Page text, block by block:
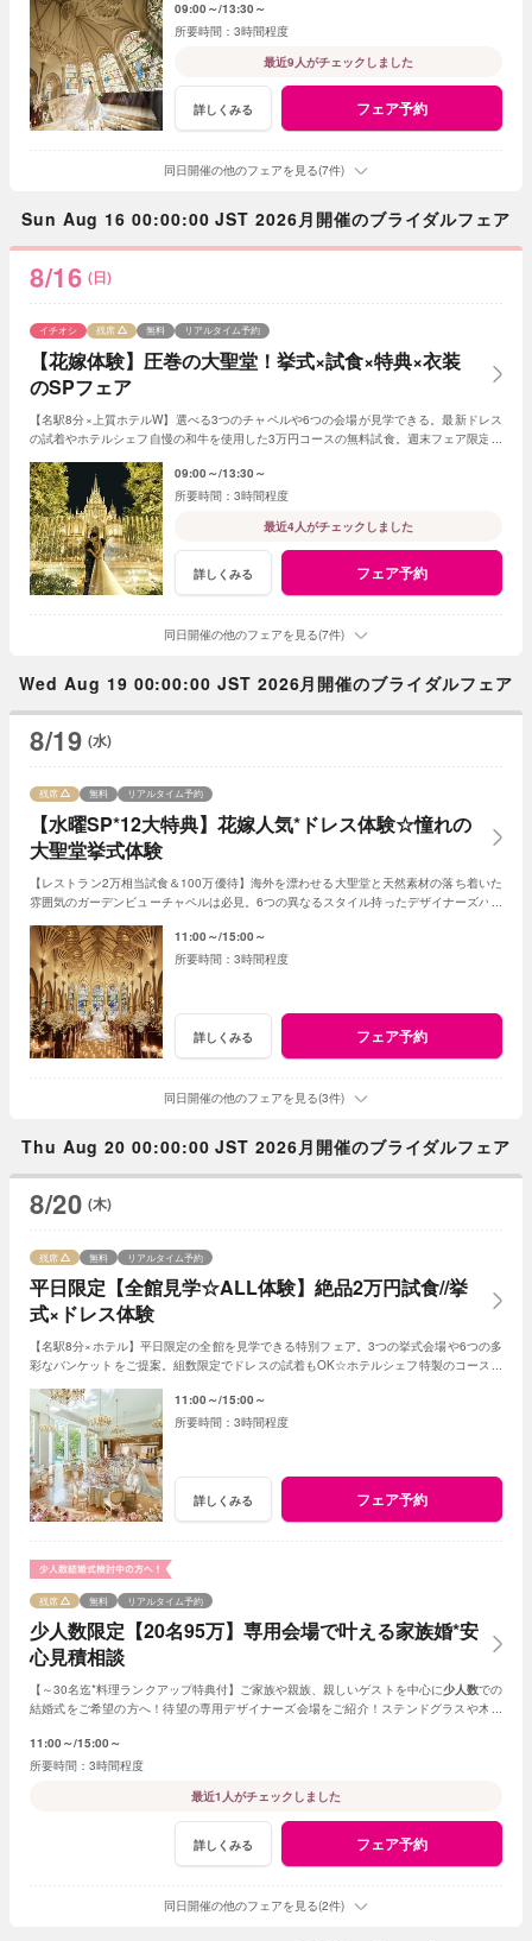
09:00～ 13:30～
3時間程度
最近9人がチェックしました
詳しくみる フェア予約
同日開催の他のフェアを見る(7件)
Sun Aug 16 00:00:00 JST 2026月開催のブライダルフェア
8/16 (日)
【花嫁体験】圧巻の大聖堂！挙式×試食×特典×衣装
のSPフェア
イチオシ 残席 無料 リアルタイム予約
【名駅8分×上質ホテルW】選べる3つのチャペルや6つの会場が見学できる。最新ドレス
の試着やホテルシェフ自慢の和牛を使用した3万円コースの無料試食。週末フェア限定ド
09:00～ 13:30～
3時間程度
最近4人がチェックしました
詳しくみる フェア予約
同日開催の他のフェアを見る(7件)
Wed Aug 19 00:00:00 JST 2026月開催のブライダルフェア
8/19 (水)
【水曜SP*12大特典】花嫁人気*ドレス体験☆憧れの
大聖堂挙式体験
残席 無料 リアルタイム予約
【レストラン2万相当試食＆100万優待】海外を漂わせる大聖堂と天然素材の落ち着いた
雰囲気のガーデンビューチャペルは必見。6つの異なるスタイル持ったデザイナーズバン
11:00～ 15:00～
3時間程度
詳しくみる フェア予約
同日開催の他のフェアを見る(3件)
Thu Aug 20 00:00:00 JST 2026月開催のブライダルフェア
8/20 (木)
平日限定【全館見学☆ALL体験】絶品2万円試食//挙
式×ドレス体験
残席 無料 リアルタイム予約
【名駅8分×ホテル】平日限定の全館を見学できる特別フェア。3つの挙式会場や6つの多
彩なバンケットをご提案。組数限定でドレスの試着もOK☆ホテルシェフ特製のコース試
11:00～ 15:00～
3時間程度
詳しくみる フェア予約
少人数限定【20名95万】専用会場で叶える家族婚*安
心見積相談
残席 無料 リアルタイム予約
【～30名迄*料理ランクアップ特典付】ご家族や親族、親しいゲストを中心に少人数での
結婚式をご希望の方へ！待望の専用デザイナーズ会場をご紹介！ステンドグラスや木目
11:00～ 15:00～
3時間程度
最近1人がチェックしました
詳しくみる フェア予約
同日開催の他のフェアを見る(2件)